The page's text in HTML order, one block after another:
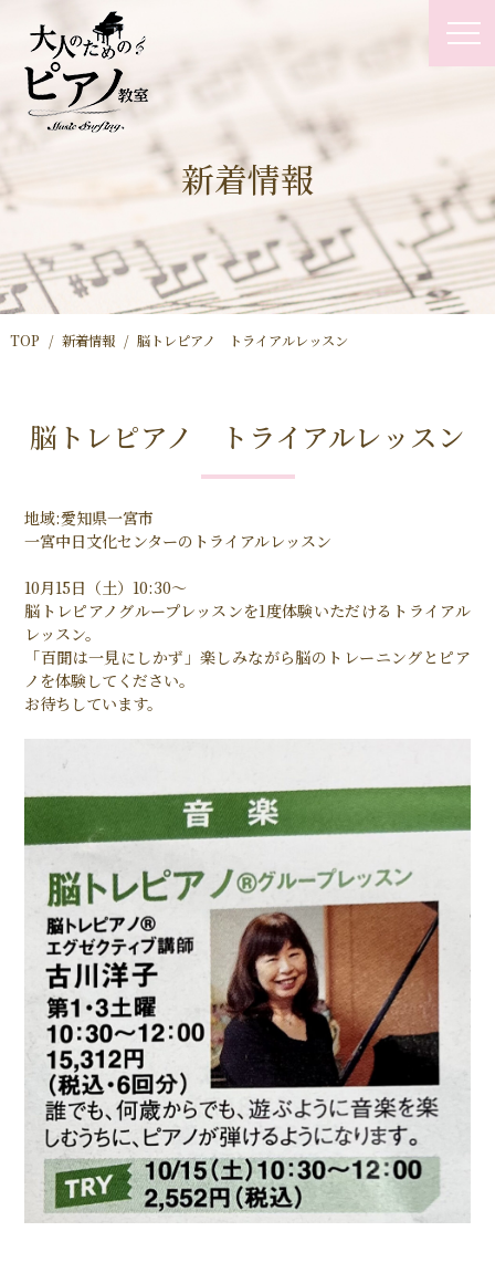
新着情報
TOP 新着情報 脳トレピアノ トライアルレッスン
脳トレピアノ トライアルレッスン
地域:愛知県一宮市
一宮中日文化センターのトライアルレッスン
10月15日（土）10:30〜
脳トレピアノグループレッスンを1度体験いただけるトライアル
レッスン。
「百聞は一見にしかず」楽しみながら脳のトレーニングとピア
ノを体験してください。
お待ちしています。